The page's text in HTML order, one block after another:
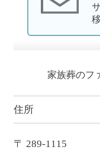
家族葬のフ
住所
〒 289-1115